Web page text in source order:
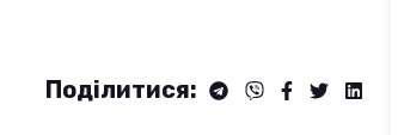
Поділитися: